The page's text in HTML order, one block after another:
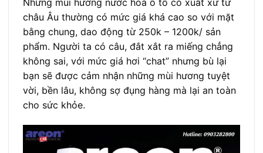
châu Âu thường có mức giá khá cao so với mặt
bằng chung, dao động từ 250k – 1200k/ sản
phẩm. Người ta có câu, đắt xắt ra miếng chẳng
không sai, với mức giá hơi “chat” nhưng bù lại
bạn sẽ được cảm nhận những mùi hương tuyệt
vời, bền lâu, không sợ đụng hàng mà lại an toàn
cho sức khỏe.